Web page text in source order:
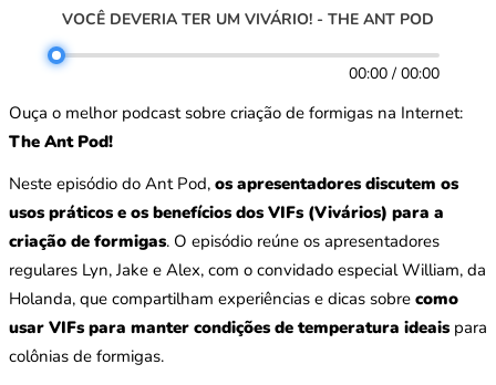
VOCÊ DEVERIA TER UM VIVÁRIO! - THE ANT POD
00:00 / 00:00
Ouça o melhor podcast sobre criação de formigas na Internet:
The Ant Pod!
Neste episódio do Ant Pod, os apresentadores discutem os
usos práticos e os benefícios dos VIFs (Vivários) para a
criação de formigas. O episódio reúne os apresentadores
regulares Lyn, Jake e Alex, com o convidado especial William, da
Holanda, que compartilham experiências e dicas sobre como
usar VIFs para manter condições de temperatura ideais para
colônias de formigas.